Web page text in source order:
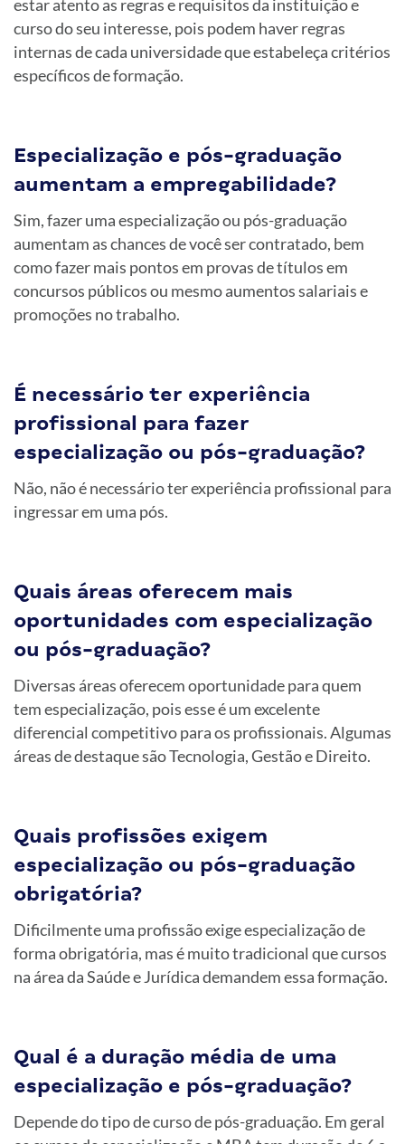
estar atento as regras e requisitos da instituição e
curso do seu interesse, pois podem haver regras
internas de cada universidade que estabeleça critérios
específicos de formação.
Especialização e pós-graduação
aumentam a empregabilidade?
Sim, fazer uma especialização ou pós-graduação
aumentam as chances de você ser contratado, bem
como fazer mais pontos em provas de títulos em
concursos públicos ou mesmo aumentos salariais e
promoções no trabalho.
É necessário ter experiência
profissional para fazer
especialização ou pós-graduação?
Não, não é necessário ter experiência profissional para
ingressar em uma pós.
Quais áreas oferecem mais
oportunidades com especialização
ou pós-graduação?
Diversas áreas oferecem oportunidade para quem
tem especialização, pois esse é um excelente
diferencial competitivo para os profissionais. Algumas
áreas de destaque são Tecnologia, Gestão e Direito.
Quais profissões exigem
especialização ou pós-graduação
obrigatória?
Dificilmente uma profissão exige especialização de
forma obrigatória, mas é muito tradicional que cursos
na área da Saúde e Jurídica demandem essa formação.
Qual é a duração média de uma
especialização e pós-graduação?
Depende do tipo de curso de pós-graduação. Em geral